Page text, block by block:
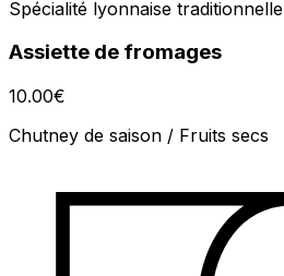
Spécialité lyonnaise traditionnelle
Assiette de fromages
10.00€
Chutney de saison / Fruits secs